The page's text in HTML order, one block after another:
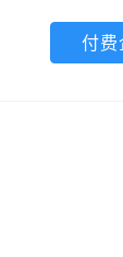
付费